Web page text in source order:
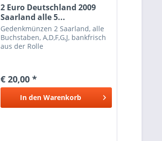
2 Euro Deutschland 2009
Saarland alle 5...
Gedenkmünzen 2 Saarland, alle
Buchstaben, A,D,F,G,J, bankfrisch
aus der Rolle
€ 20,00 *
In den Warenkorb